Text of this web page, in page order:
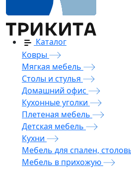
Каталог
Ковры
Мягкая мебель
Столы и стулья
Домашний офис
Кухонные уголки
Плетеная мебель
Детская мебель
Кухни
Мебель для спален,
Мебель в прихожую